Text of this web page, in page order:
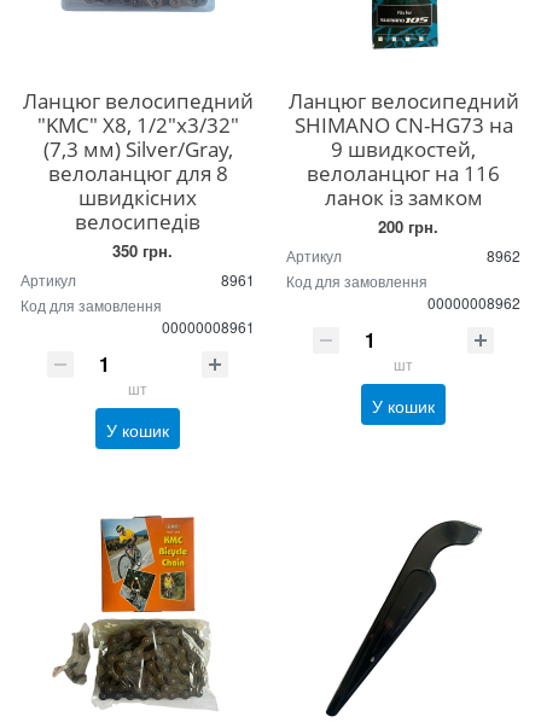
Ланцюг велосипедний
"KMC" Х8, 1/2"x3/32"
(7,3 мм) Silver/Gray,
велоланцюг для 8
швидкісних
велосипедів
350 грн.
Артикул
8961
Код для замовлення
00000008961
шт
У кошик
Ланцюг велосипедний
SHIMANO CN-HG73 на
9 швидкостей,
велоланцюг на 116
ланок із замком
200 грн.
Артикул
8962
Код для замовлення
00000008962
шт
У кошик